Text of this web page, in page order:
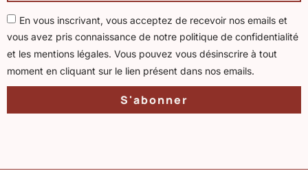
En vous inscrivant, vous acceptez de recevoir nos emails et
vous avez pris connaissance de notre politique de confidentialité
et les mentions légales. Vous pouvez vous désinscrire à tout
moment en cliquant sur le lien présent dans nos emails.
S'abonner